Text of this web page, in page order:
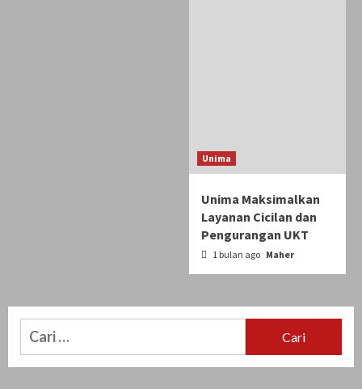
Unima
Unima Maksimalkan
Layanan Cicilan dan
Pengurangan UKT
1 bulan ago Maher
Cari
untuk: